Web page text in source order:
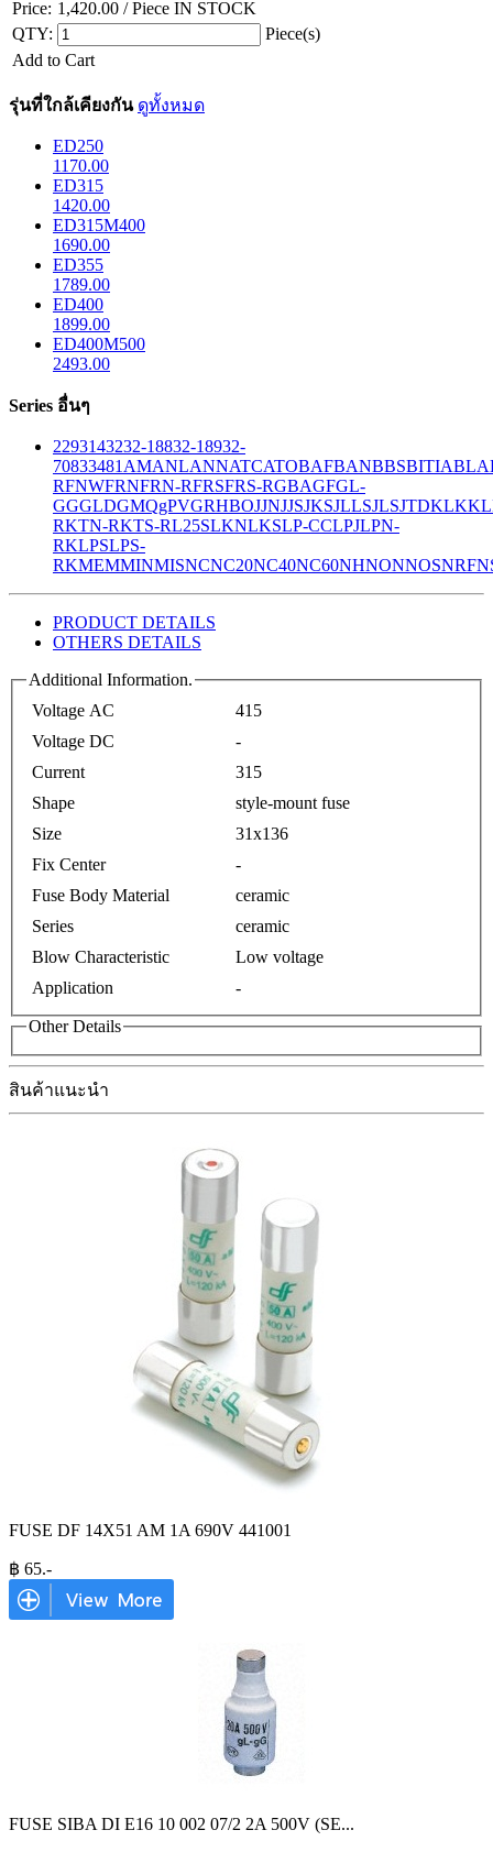
Price: 1,420.00 / Piece IN STOCK
QTY:
Piece(s)
Add to Cart
รุ่นที่ใกล้เคียงกัน ดูทั้งหมด
ED250
1170.00
ED315
1420.00
ED315M400
1690.00
ED355
1789.00
ED400
1899.00
ED400M500
2493.00
Series อื่นๆ
2293143232-18832-18932-
70833481 AMANLANNATCATOBAFBANBBSBITIABLA
RFNWFRNFRN-RFRSFRS-RGBAGFGL-
GGGLDGMQgPVGRHBOJJNJJSJKSJLLSJLSJTDKLK
RKTN-RKTS-RL25SLKNLKSLP-CCLPJLPN-
RKLPSLPS-
RKMEMMINMISNCNC20NC40NC60NHNONNOSNRF
PRODUCT DETAILS
OTHERS DETAILS
Additional Information.
Voltage AC
415
Voltage DC
-
Current
315
Shape
style-mount fuse
Size
31x136
Fix Center
-
Fuse Body Material
ceramic
Series
ceramic
Blow Characteristic
Low voltage
Application
-
Other Details
สินค้าแนะนำ
FUSE DF 14X51 AM 1A 690V 441001
฿ 65.-
FUSE SIBA DI E16 10 002 07/2 2A 500V (SE...